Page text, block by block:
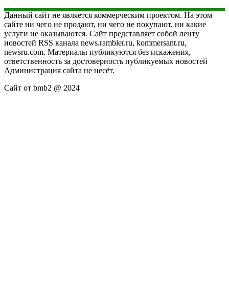
Данный сайт не является коммерческим проектом. На этом
сайте ни чего не продают, ни чего не покупают, ни какие
услуги не оказываются. Сайт представляет собой ленту
новостей RSS канала news.rambler.ru, kommersant.ru,
newsru.com. Материалы публикуются без искажения,
ответственность за достоверность публикуемых новостей
Администрация сайта не несёт.
Сайт от bmb2 @ 2024